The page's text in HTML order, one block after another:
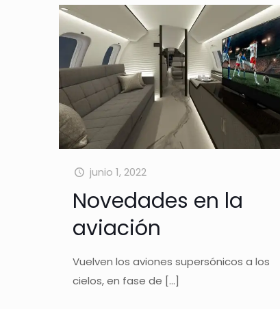
junio 1, 2022
Novedades en la
aviación
Vuelven los aviones supersónicos a los
cielos, en fase de […]